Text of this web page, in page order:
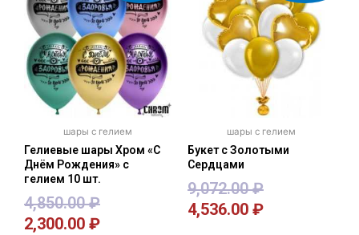
шары с гелием
Гелиевые шары Хром «С
Днём Рождения» с
гелием 10 шт.
4,850.00₽
2,300.00 ₽
шары с гелием
Букет с Золотыми
Сердцами
9,072.00₽
4,536.00 ₽